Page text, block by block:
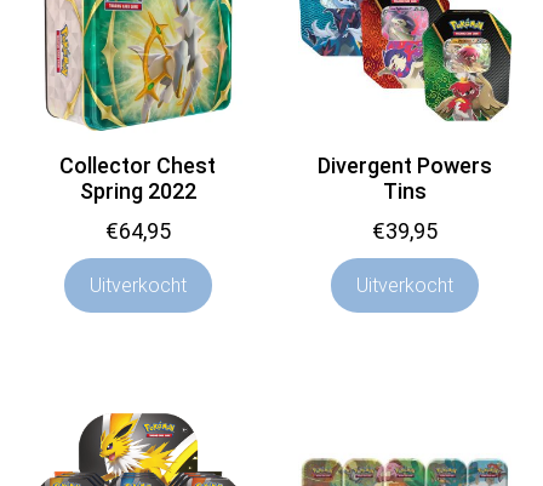
Collector Chest
Spring 2022
€64,95
Uitverkocht
Divergent Powers
Tins
€39,95
Uitverkocht